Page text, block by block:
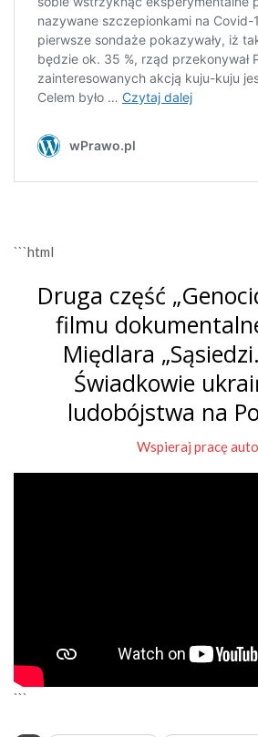
```html
Druga część
filmu
Międlara
Świadkowie
ludobójstwa na
Wspieraj pracę
```